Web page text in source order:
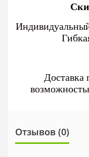
Доставка
Отзывов (0)